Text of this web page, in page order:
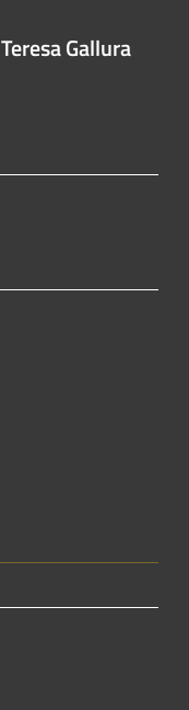
Gallura